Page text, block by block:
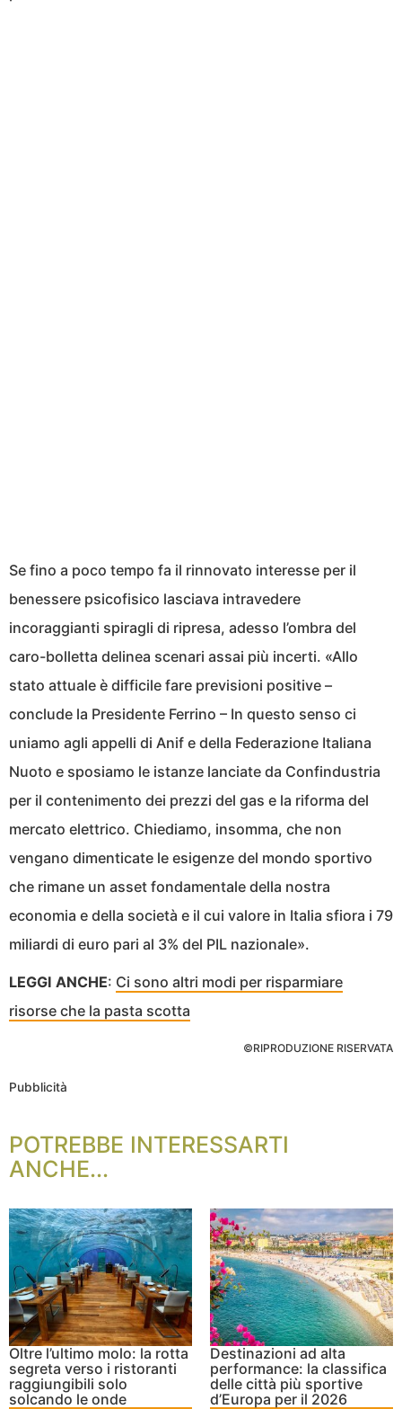
Se fino a poco tempo fa il rinnovato interesse per il
benessere psicofisico lasciava intravedere
incoraggianti spiragli di ripresa, adesso l’ombra del
caro-bolletta delinea scenari assai più incerti. «Allo
stato attuale è difficile fare previsioni positive –
conclude la Presidente Ferrino – In questo senso ci
uniamo agli appelli di Anif e della Federazione Italiana
Nuoto e sposiamo le istanze lanciate da Confindustria
per il contenimento dei prezzi del gas e la riforma del
mercato elettrico. Chiediamo, insomma, che non
vengano dimenticate le esigenze del mondo sportivo
che rimane un asset fondamentale della nostra
economia e della società e il cui valore in Italia sfiora i 79
miliardi di euro pari al 3% del PIL nazionale».
LEGGI ANCHE: Ci sono altri modi per risparmiare
risorse che la pasta scotta
©RIPRODUZIONE RISERVATA
Pubblicità
POTREBBE INTERESSARTI
ANCHE...
Oltre l’ultimo molo: la rotta
segreta verso i ristoranti
raggiungibili solo
solcando le onde
Destinazioni ad alta
performance: la classifica
delle città più sportive
d’Europa per il 2026